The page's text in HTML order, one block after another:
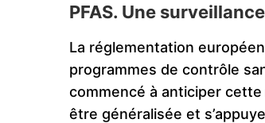
PFAS. Une
La réglementation
programmes de contrôle
commencé à anticiper
être généralisée et